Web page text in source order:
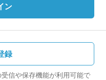
ン
録
信や保存機能が利用可能で